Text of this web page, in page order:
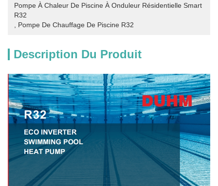
Pompe À Chaleur De Piscine À Onduleur Résidentielle Smart
R32
Pompe De Chauffage De Piscine R32
Description Du Produit